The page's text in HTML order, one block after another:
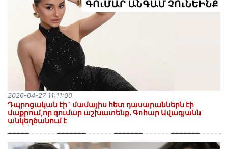
Դպրոցական էի` մամայիս հետ դասարաններն էի
մաքրում,որ գումար աշխատենք. Գոհար Ավագյանն
անկեղծանում է
2026-04-27 11:11:00